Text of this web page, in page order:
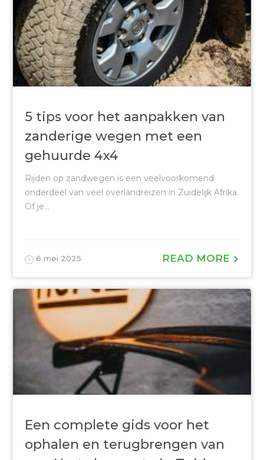
5 tips voor het aanpakken van
zanderige wegen met een
gehuurde 4x4
Rijden op zandwegen is een veelvoorkomend
onderdeel van veel overlandreizen in Zuidelijk Afrika.
Of je...
6 mei 2025 READ MORE
Een complete gids voor het
ophalen en terugbrengen van